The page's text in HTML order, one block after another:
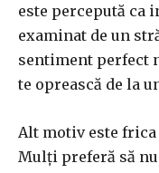
este percepută ca
examinat de un
sentiment perfect
te oprească de la
Alt motiv este frica
Mulți preferă să